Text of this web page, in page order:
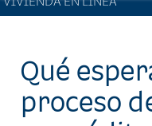
Qué
proceso